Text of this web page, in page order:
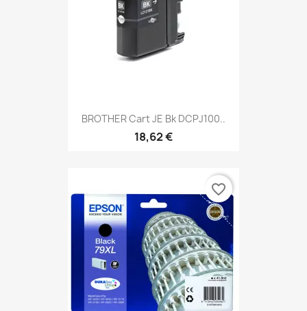
BROTHER Cart JE Bk DCPJ100..
18,62 €
favorite_border